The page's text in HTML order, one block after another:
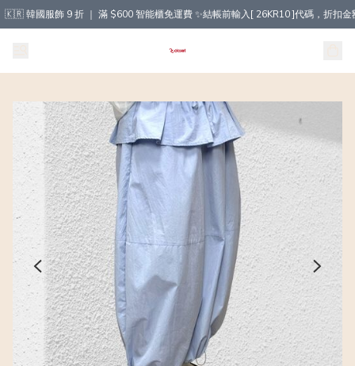
🇰🇷 韓國服飾 9 折 ｜ 滿 $600 智能櫃免運費 ✨結帳前輸入[ 26KR10 ]代碼，折扣金